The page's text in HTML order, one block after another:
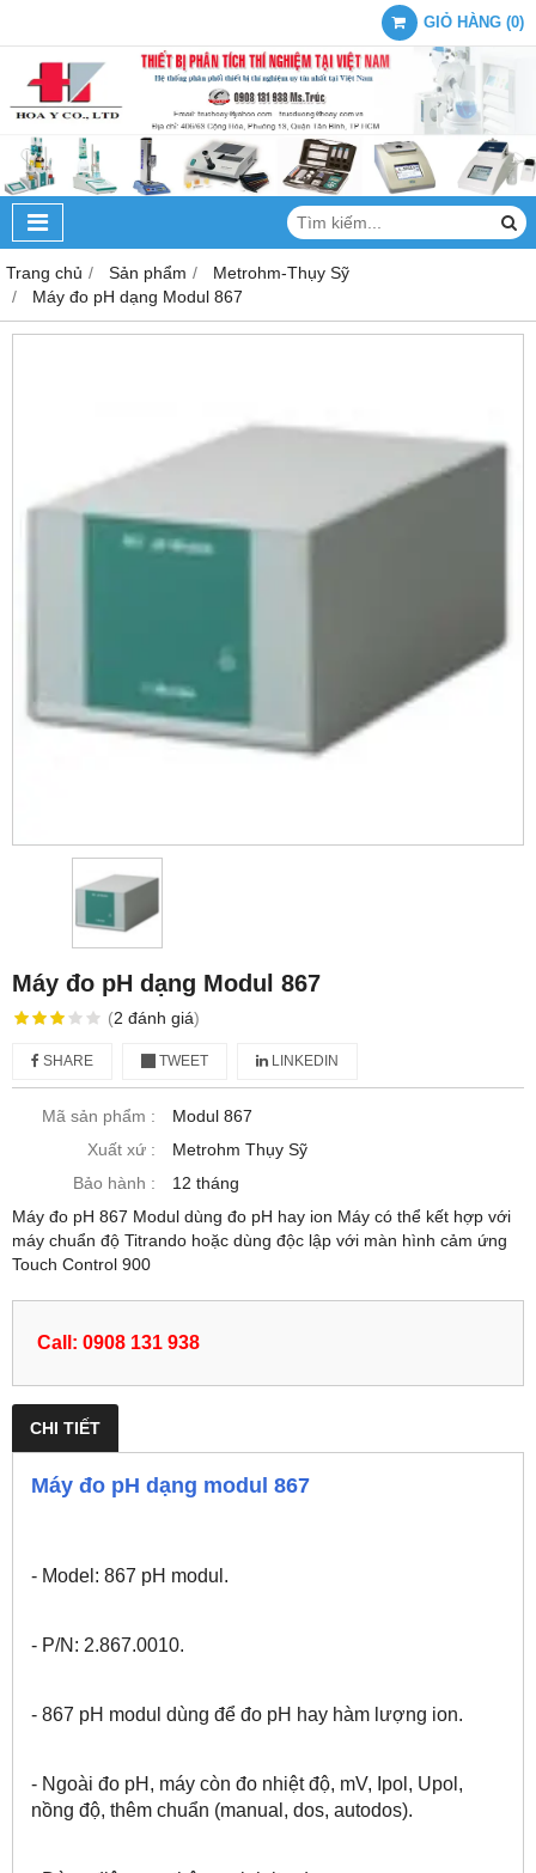
GIỎ HÀNG (0)
Trang chủ Sản phẩm
Metrohm-Thụy Sỹ
Máy đo pH dạng Modul 867
Máy đo pH dạng Modul 867
(2 đánh giá)
SHARE TWEET LINKEDIN
Mã sản phẩm :
Modul 867
Xuất xứ :
Metrohm Thụy Sỹ
Bảo hành :
12 tháng
Máy đo pH 867 Modul dùng đo pH hay ion Máy có thể kết hợp với
máy chuẩn độ Titrando hoặc dùng độc lập với màn hình cảm ứng
Touch Control 900
Call: 0908 131 938
CHI TIẾT
Máy đo pH dạng modul 867
- Model: 867 pH modul.
- P/N: 2.867.0010.
- 867 pH modul dùng để đo pH hay hàm lượng ion.
- Ngoài đo pH, máy còn đo nhiệt độ, mV, Ipol, Upol,
nồng độ, thêm chuẩn (manual, dos, autodos).